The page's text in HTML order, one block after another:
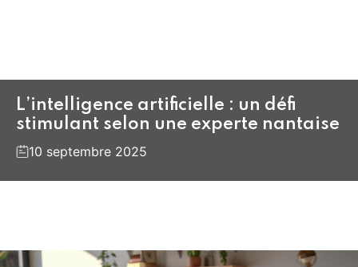
L’intelligence artificielle : un défi
stimulant selon une experte nantaise
10 septembre 2025